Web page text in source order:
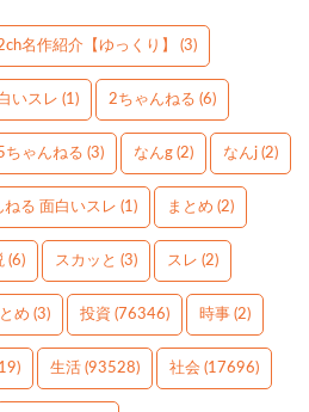
名作紹介【ゆっくり】 (3)
いスレ (1) 2ちゃんねる (6)
ちゃんねる (3) なんg (2) なんj (2)
ねる 面白いスレ (1) まとめ (2)
(6) スカッと (3) スレ (2)
め (3) 投資 (76346) 時事 (2)
生活 (93528) 社会 (17696)